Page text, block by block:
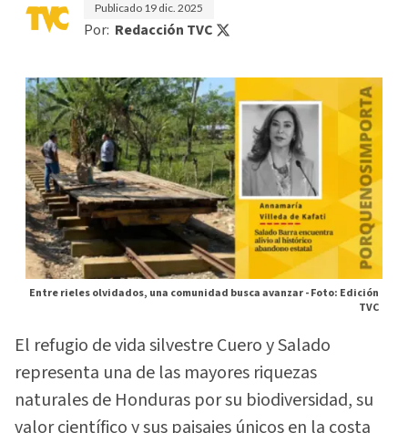
Publicado 19 dic. 2025
Por: Redacción TVC
Entre rieles olvidados, una comunidad busca avanzar -Foto: Edición
TVC
El refugio de vida silvestre Cuero y Salado
representa una de las mayores riquezas
naturales de Honduras por su biodiversidad, su
valor científico y sus paisajes únicos en la costa